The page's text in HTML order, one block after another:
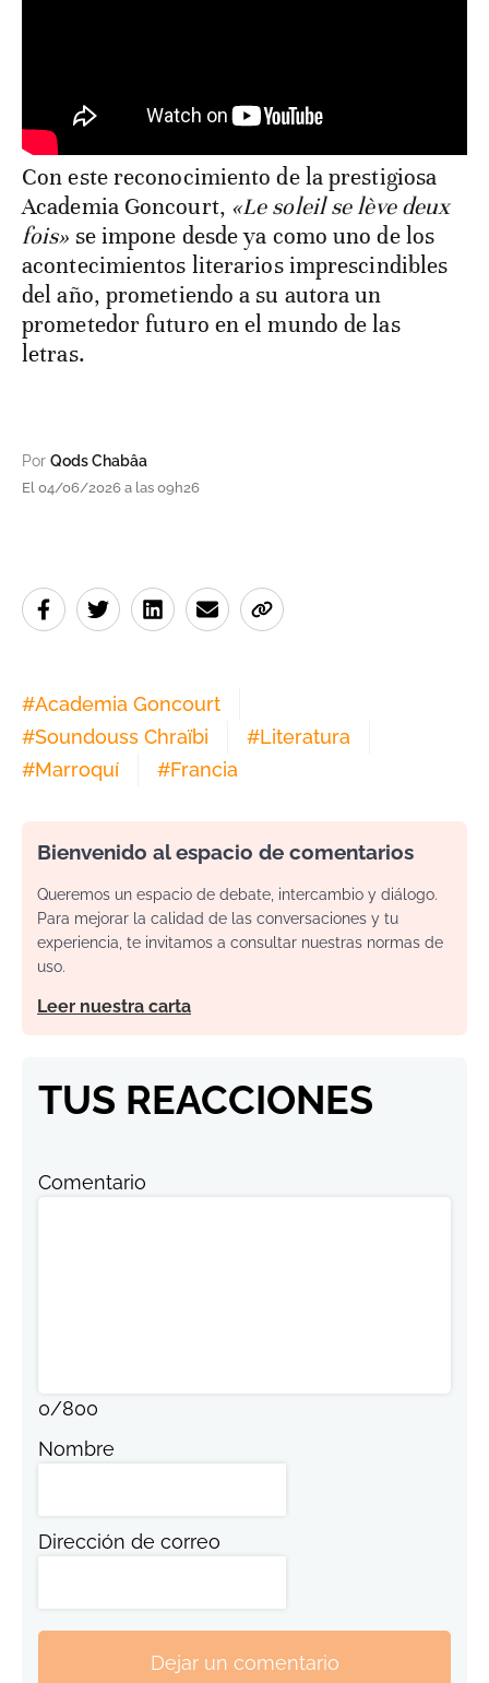
Con este reconocimiento de la prestigiosa
Academia Goncourt, «Le soleil se lève deux
fois» se impone desde ya como uno de los
acontecimientos literarios imprescindibles
del año, prometiendo a su autora un
prometedor futuro en el mundo de las
letras.
Por Qods Chabâa
El 04/06/2026 a las 09h26
#Academia Goncourt
#Soundouss Chraïbi #Literatura
#Marroquí #Francia
Bienvenido al espacio de comentarios
Queremos un espacio de debate, intercambio y diálogo.
Para mejorar la calidad de las conversaciones y tu
experiencia, te invitamos a consultar nuestras normas de
uso.
Leer nuestra carta
TUS REACCIONES
Comentario
0/800
Nombre
Dirección de correo
Dejar un comentario